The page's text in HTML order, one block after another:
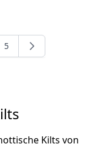
Seite
5
Kilts von